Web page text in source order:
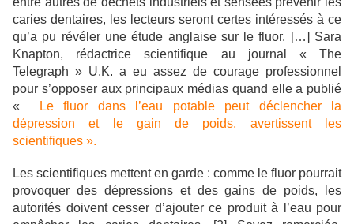
caries dentaires, les lecteurs seront certes intéressés à ce
qu’a pu révéler une étude anglaise sur le fluor. […] Sara
Knapton, rédactrice scientifique au journal « The
Telegraph » U.K. a eu assez de courage professionnel
pour s’opposer aux principaux médias quand elle a publié
«
Le fluor dans l’eau potable peut déclencher la
dépression et le gain de poids, avertissent les
scientifiques ».
Les scientifiques mettent en garde : comme le fluor pourrait
provoquer des dépressions et des gains de poids, les
autorités doivent cesser d’ajouter ce produit à l’eau pour